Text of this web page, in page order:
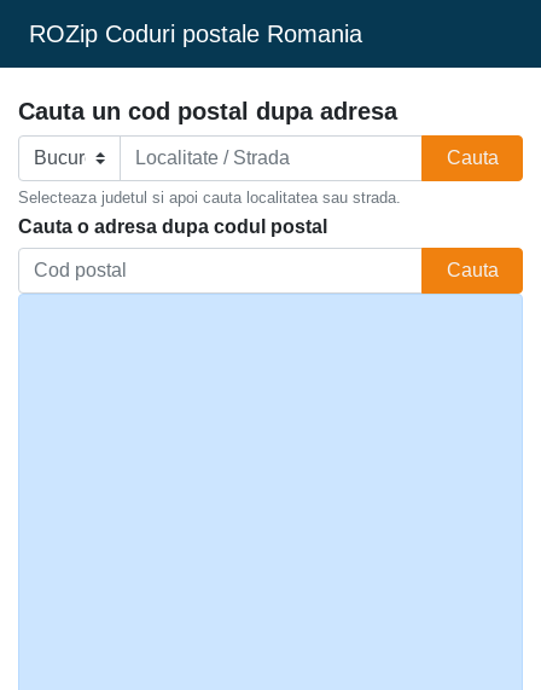
ROZip Coduri postale Romania
Cauta un cod postal dupa adresa
Cauta
Selecteaza judetul si apoi cauta localitatea sau strada.
Cauta o adresa dupa codul postal
Cauta